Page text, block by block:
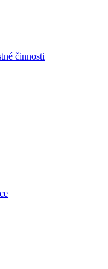
činnosti